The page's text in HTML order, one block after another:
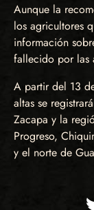
Aunque la
los agricultores
información
fallecido por las
A partir del 13
altas se
Zacapa y la
Progreso,
y el norte de